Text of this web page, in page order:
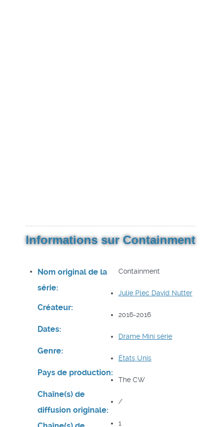
Informations sur Containment
Nom original de la
série:
Containment
Créateur:
Julie Plec David Nutter
Dates:
2016-2016
Genre:
Drame Mini série
Pays de production:
États Unis
Chaîne(s) de
diffusion originale:
The CW
/
1